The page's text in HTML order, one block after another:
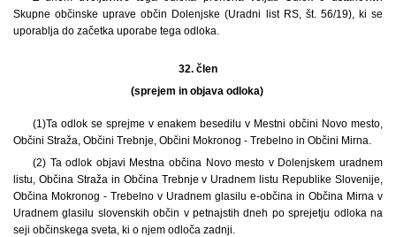
Skupne občinske uprave občin Dolenjske (Uradni list RS, št. 56/19), ki se
uporablja do začetka uporabe tega odloka.
32. člen
(sprejem in objava odloka)
(1)Ta odlok se sprejme v enakem besedilu v Mestni občini Novo mesto,
Občini Straža, Občini Trebnje, Občini Mokronog - Trebelno in Občini Mirna.
(2) Ta odlok objavi Mestna občina Novo mesto v Dolenjskem uradnem
listu, Občina Straža in Občina Trebnje v Uradnem listu Republike Slovenije,
Občina Mokronog - Trebelno v Uradnem glasilu e-občina in Občina Mirna v
Uradnem glasilu slovenskih občin v petnajstih dneh po sprejetju odloka na
seji občinskega sveta, ki o njem odloča zadnji.